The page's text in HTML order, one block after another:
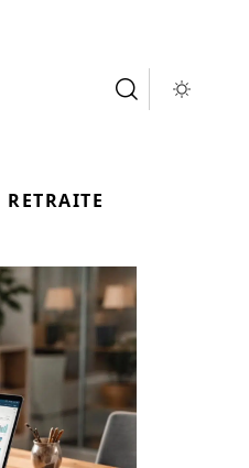
RETRAITE